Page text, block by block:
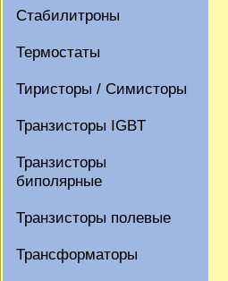
Стабилитроны
Термостаты
Тиристоры / Симисторы
Транзисторы IGBT
Транзисторы
биполярные
Транзисторы полевые
Трансформаторы